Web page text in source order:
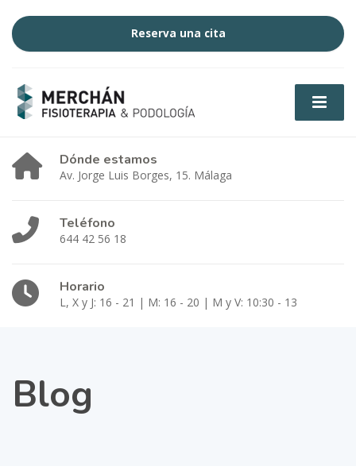
Reserva una cita
Dónde estamos
Av. Jorge Luis Borges, 15. Málaga
Teléfono
644 42 56 18
Horario
L, X y J: 16 - 21 | M: 16 - 20 | M y V: 10:30 - 13
Blog